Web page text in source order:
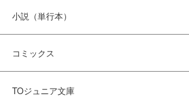
小説（単行本）
コミックス
TOジュニア文庫